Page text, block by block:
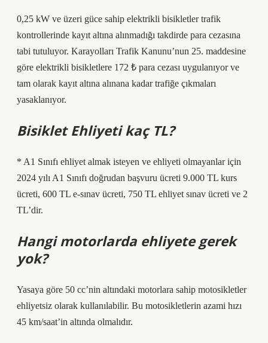
0,25 kW ve üzeri güce sahip elektrikli bisikletler trafik
kontrollerinde kayıt altına alınmadığı takdirde para cezasına
tabi tutuluyor. Karayolları Trafik Kanunu’nun 25. maddesine
göre elektrikli bisikletlere 172 ₺ para cezası uygulanıyor ve
tam olarak kayıt altına alınana kadar trafiğe çıkmaları
yasaklanıyor.
Bisiklet Ehliyeti kaç TL?
* A1 Sınıfı ehliyet almak isteyen ve ehliyeti olmayanlar için
2024 yılı A1 Sınıfı doğrudan başvuru ücreti 9.000 TL kurs
ücreti, 600 TL e-sınav ücreti, 750 TL ehliyet sınav ücreti ve 2
TL’dir.
Hangi motorlarda ehliyete gerek
yok?
Yasaya göre 50 cc’nin altındaki motorlara sahip motosikletler
ehliyetsiz olarak kullanılabilir. Bu motosikletlerin azami hızı
45 km/saat’in altında olmalıdır.